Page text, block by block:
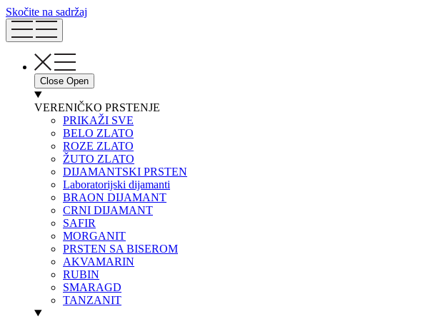
Skočite na sadržaj
Close Open
VERENIČKO PRSTENJE
PRIKAŽI SVE
BELO ZLATO
ROZE ZLATO
ŽUTO ZLATO
DIJAMANTSKI PRSTEN
Laboratorijski dijamanti
BRAON DIJAMANT
CRNI DIJAMANT
SAFIR
MORGANIT
PRSTEN SA BISEROM
AKVAMARIN
RUBIN
SMARAGD
TANZANIT